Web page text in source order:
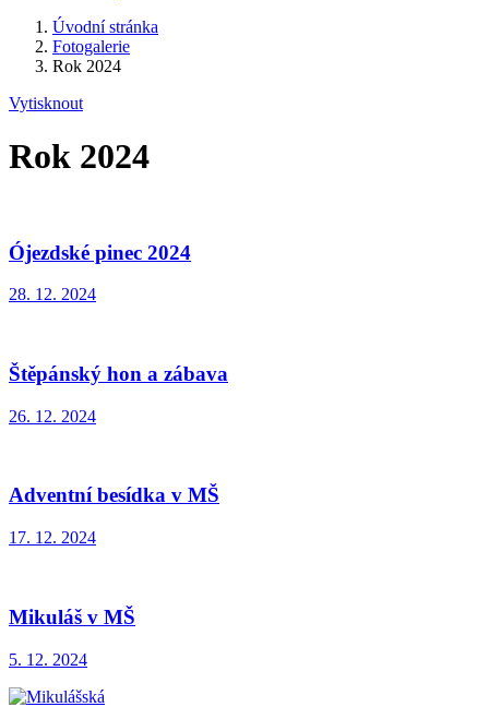
Úvodní stránka
Fotogalerie
Rok 2024
Vytisknout
Rok 2024
Ójezdské pinec 2024
28. 12. 2024
Štěpánský hon a zábava
26. 12. 2024
Adventní besídka v MŠ
17. 12. 2024
Mikuláš v MŠ
5. 12. 2024